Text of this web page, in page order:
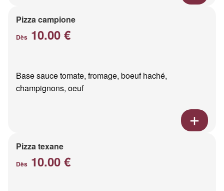
Pizza campione
Dès 10.00 €
Base sauce tomate, fromage, boeuf haché,
champignons, oeuf
Pizza texane
Dès 10.00 €